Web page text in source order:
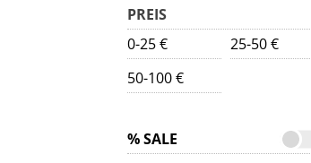
PREIS
0-25 €
25-50 €
50-100 €
% SALE